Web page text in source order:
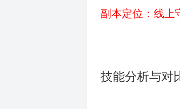
副本定位：线上
技能分析与对